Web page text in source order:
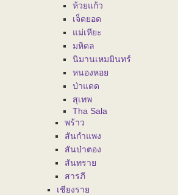
ห้วยแก้ว
เจ็ดยอด
แม่เหียะ
มหิดล
นิมานเหมมินทร์
หนองหอย
ป่าแดด
สุเทพ
Tha Sala
พร้าว
สันกำแพง
สันป่าตอง
สันทราย
สารภี
เชียงราย